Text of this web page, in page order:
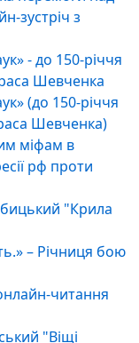
зустріч з
- до 150-річчя
Шевченка
(до 150-річчя
Шевченка)
міфам в
рф проти
"Крила
– Річниця бою
читання
"Віщі